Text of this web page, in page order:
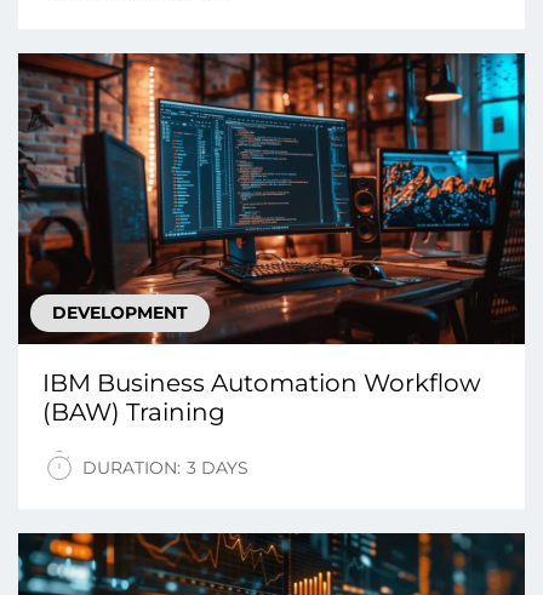
DEVELOPMENT
IBM Business Automation Workflow
(BAW) Training
DURATION: 3 DAYS